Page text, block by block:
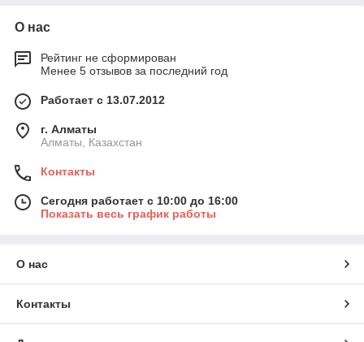
О нас
Рейтинг не сформирован
Менее 5 отзывов за последний год
Работает с 13.07.2012
г. Алматы
Алматы, Казахстан
Контакты
Сегодня работает с 10:00 до 16:00
Показать весь график работы
О нас
Контакты